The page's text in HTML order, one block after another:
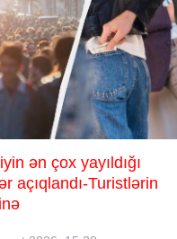
ən çox yayıldığı
açıqlandı-Turistlərin